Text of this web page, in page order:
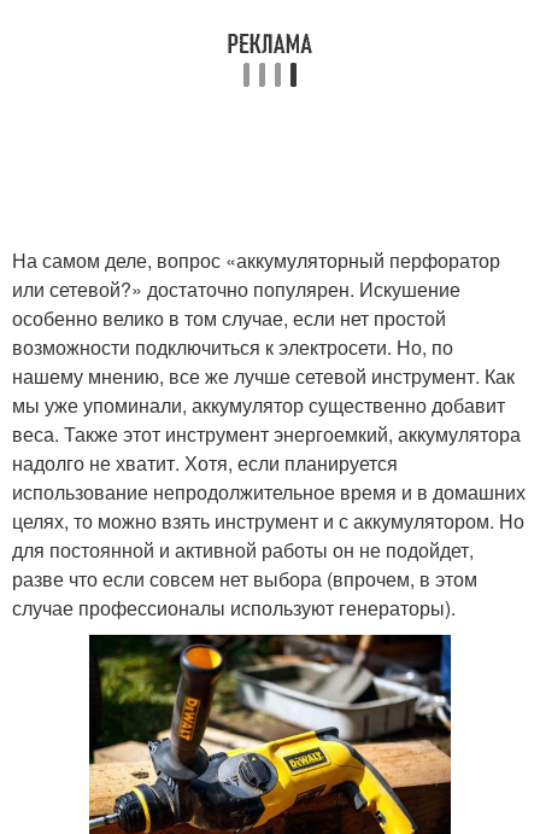
На самом деле, вопрос «аккумуляторный перфоратор
или сетевой?» достаточно популярен. Искушение
особенно велико в том случае, если нет простой
возможности подключиться к электросети. Но, по
нашему мнению, все же лучше сетевой инструмент. Как
мы уже упоминали, аккумулятор существенно добавит
веса. Также этот инструмент энергоемкий, аккумулятора
надолго не хватит. Хотя, если планируется
использование непродолжительное время и в домашних
целях, то можно взять инструмент и с аккумулятором. Но
для постоянной и активной работы он не подойдет,
разве что если совсем нет выбора (впрочем, в этом
случае профессионалы используют генераторы).